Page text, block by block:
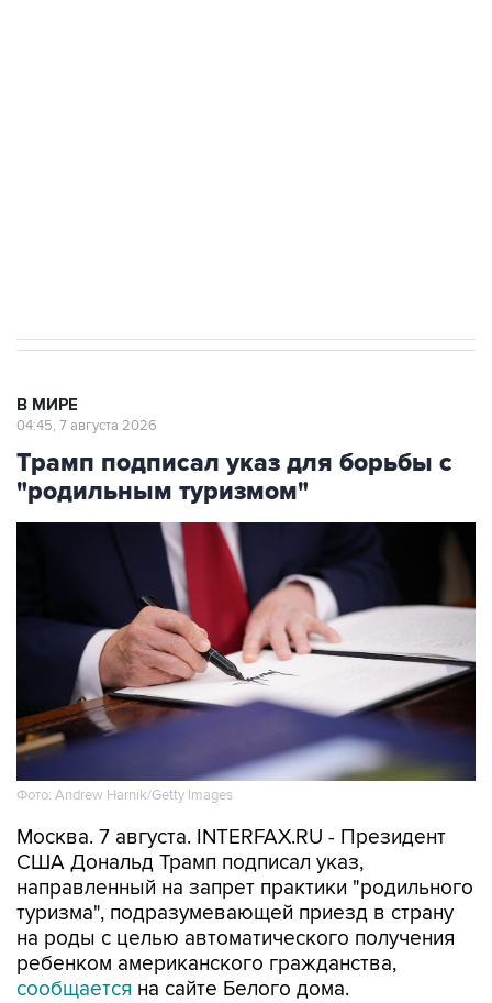
В МИРЕ
04:45, 7 августа 2026
Трамп подписал указ для борьбы с
"родильным туризмом"
Фото: Andrew Harnik/Getty Images
Москва. 7 августа. INTERFAX.RU - Президент
США Дональд Трамп подписал указ,
направленный на запрет практики "родильного
туризма", подразумевающей приезд в страну
на роды с целью автоматического получения
ребенком американского гражданства,
сообщается на сайте Белого дома.